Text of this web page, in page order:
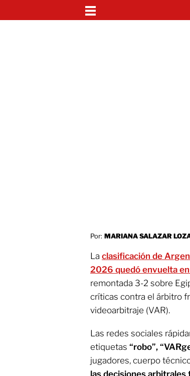
Por: MARIANA SALAZAR
La clasificación de
2026 quedó envuelta
remontada 3-2 sobre
críticas contra el árbitro
videoarbitraje (VAR).
Las redes sociales
etiquetas “robo”,
jugadores, cuerpo
las decisiones